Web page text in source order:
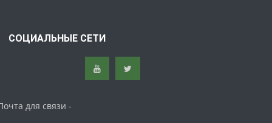
СОЦИАЛЬНЫЕ СЕТИ
для связи -